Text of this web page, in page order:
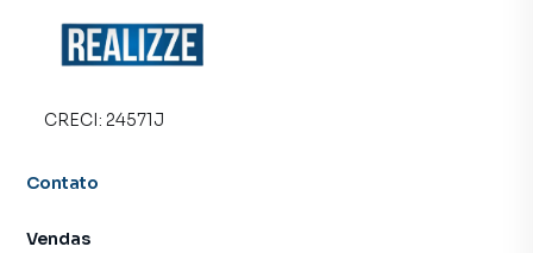
CRECI: 24571J
Contato
Vendas